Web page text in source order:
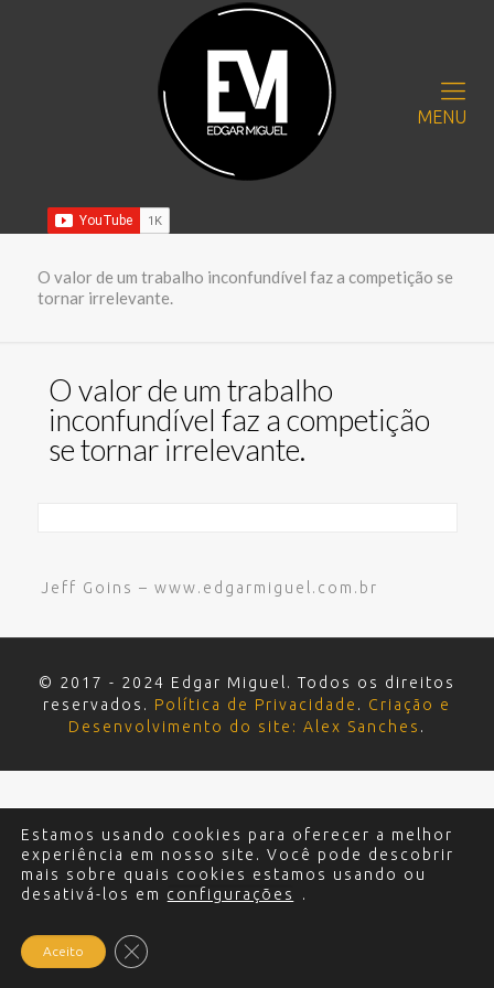
MENU
O valor de um trabalho inconfundível faz a competição se
tornar irrelevante.
O valor de um trabalho
inconfundível faz a competição
se tornar irrelevante.
Jeff Goins – www.edgarmiguel.com.br
© 2017 - 2024 Edgar Miguel. Todos os direitos
reservados. Política de Privacidade . Criação e
Desenvolvimento do site: Alex Sanches .
Estamos usando cookies para oferecer a melhor
experiência em nosso site. Você pode descobrir
mais sobre quais cookies estamos usando ou
desativá-los em configurações .
Aceito Close GDPR Cookie Banner